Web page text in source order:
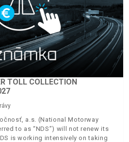
TOLL COLLECTION
a.s. (National Motorway
to as “NDS”) will not renew its
is working intensively on taking